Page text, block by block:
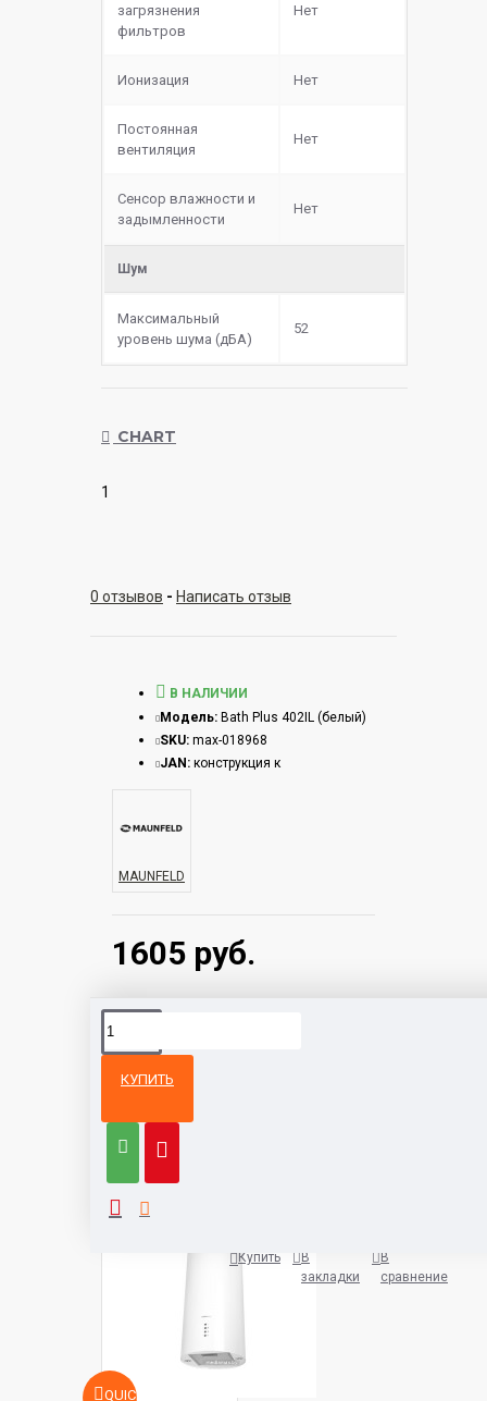
загрязнения
фильтров
Нет
Ионизация Нет
Постоянная
вентиляция
Нет
Сенсор влажности и
задымленности
Нет
Шум
Максимальный
уровень шума (дБА)
52
CHART
1
0 отзывов - Написать отзыв
1605 руб.
В НАЛИЧИИ
Модель: Bath Plus 402IL (белый)
SKU: max-018968
JAN: конструкция к
MAUNFELD
КУПИТЬ
категории
QUICKVIEW
Купить
В
закладки
В
сравнение